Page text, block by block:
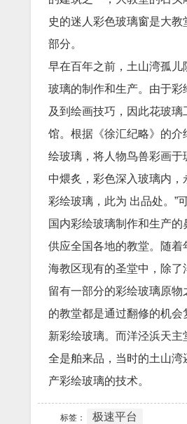
史的迷人彩色玻璃窗是大教
部分。
早在百年之前，土山湾孤儿
玻璃的制作和生产。由于彩
及到绘画技巧，因此花玻璃
馆。根据《徐汇纪略》的介
绘玻璃，将人物鸟兽彩画于
中煨炙，彩色深入玻璃内，
彩绘玻璃，此为 出品处。”
国内彩绘玻璃制作和生产的
供应全国各地的教堂。随着
海教区现有的圣堂中，除了
留有一部分的彩绘玻璃原物
的教堂都是通过翻修的机会
新彩绘玻璃。而洋泾浜天主
全是舶来品，当时的土山湾
产彩绘玻璃的技术。
标签： 极速平台